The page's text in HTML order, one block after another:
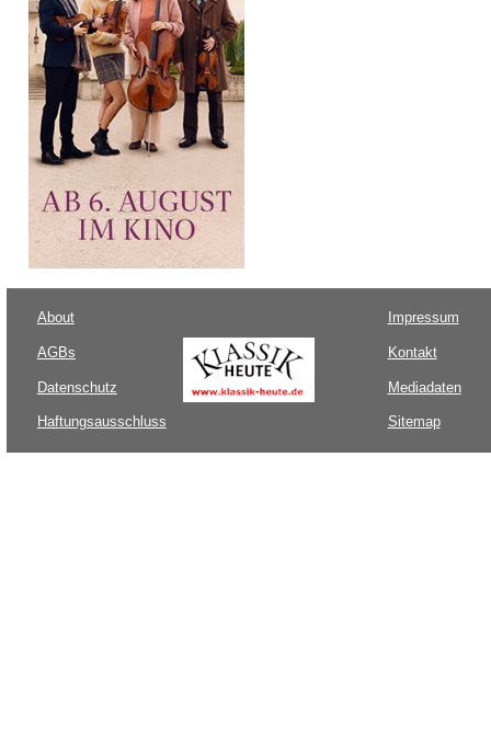
About
AGBs
Datenschutz
Haftungsausschluss
Impressum
Kontakt
Mediadaten
Sitemap